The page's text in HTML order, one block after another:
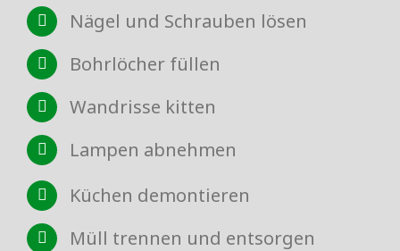
Nägel und Schrauben lösen
Bohrlöcher füllen
Wandrisse kitten
Lampen abnehmen
Küchen demontieren
Müll trennen und entsorgen